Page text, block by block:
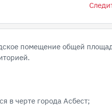
помещение общей
в черте города Асбест;